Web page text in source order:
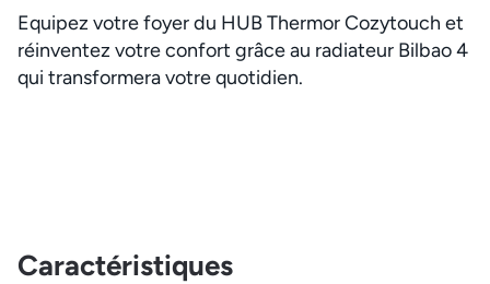
Equipez votre foyer du HUB Thermor Cozytouch et
réinventez votre confort grâce au radiateur Bilbao 4
qui transformera votre quotidien.
Caractéristiques